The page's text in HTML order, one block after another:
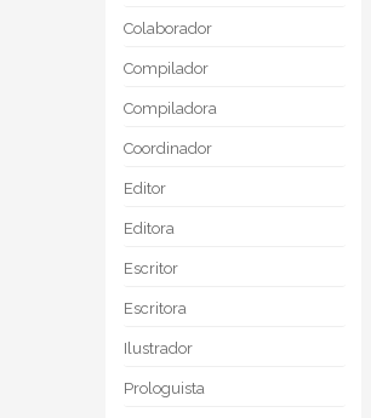
Colaborador
Compilador
Compiladora
Coordinador
Editor
Editora
Escritor
Escritora
Ilustrador
Prologuista